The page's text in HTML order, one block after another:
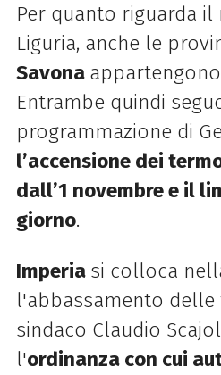
Per quanto riguarda
Liguria, anche le
Savona
Entrambe quindi
programmazione di
l’accensione dei
dall’1 novembre e il
giorno.
Imperia si colloca
l'abbassamento delle
sindaco Claudio
l'ordinanza con cui